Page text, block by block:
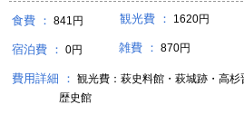
食費 ： 841円 観光費 ： 1620円
宿泊費 ： 0円 雑費 ： 870円
費用詳細 ： 観光費：萩史料館・萩城跡・高杉
歴史館